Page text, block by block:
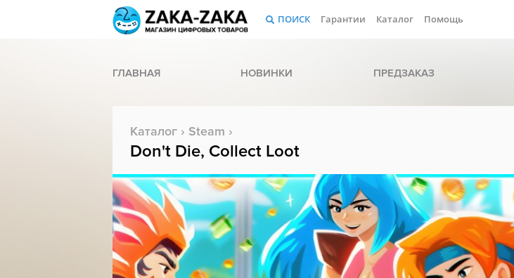
ПОИСК Гарантии Каталог Помощь
ГЛАВНАЯ НОВИНКИ ПРЕДЗАКАЗ
Каталог › Steam ›
Don't Die, Collect Loot